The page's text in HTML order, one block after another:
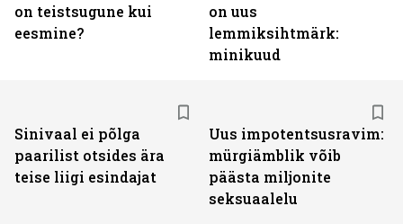
on teistsugune kui
eesmine?
on uus
lemmiksihtmärk:
minikuud
Sinivaal ei põlga
paarilist otsides ära
teise liigi esindajat
Uus impotentsusravim:
mürgiämblik võib
päästa miljonite
seksuaalelu